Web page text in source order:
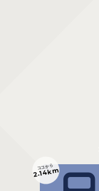
ココから
2.14km